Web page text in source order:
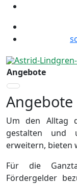
Angebote
Angebote
Um den Alltag
gestalten und
erweitern, bieten
Für die
Fördergelder